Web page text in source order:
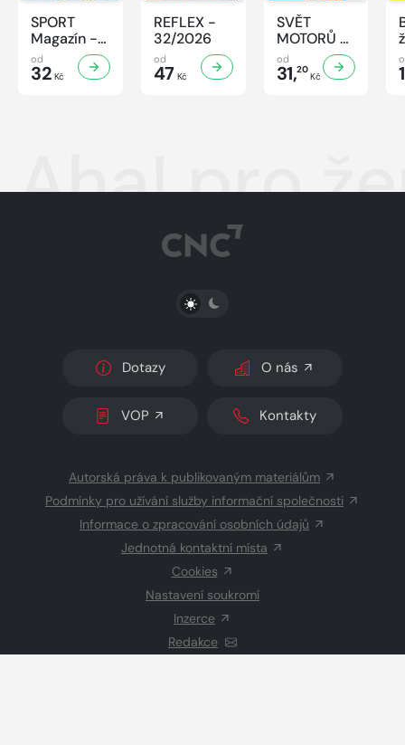
SPORT
Magazín -
32/2026
od
32 Kč
REFLEX -
32/2026
od
47 Kč
SVĚT
MOTORŮ -
32/2026
od
31,20
Kč
Aha! pro
PŘEPNOUT SVĚTLÝ/TMAVÝ REŽIM
Dotazy O nás
VOP Kontakty
Autorská práva k publikovaným materiálům
Podmínky pro užívání služby informační společnosti
Informace o zpracování osobních údajů
Jednotná kontaktní místa
Cookies
Nastavení soukromí
Inzerce
Redakce